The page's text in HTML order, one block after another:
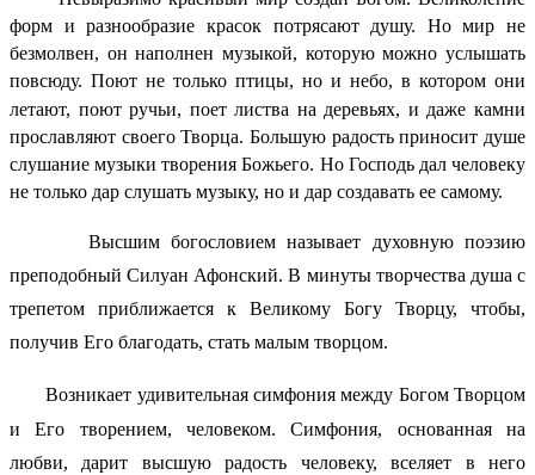
форм и разнообразие красок потрясают душу. Но мир не
безмолвен, он наполнен музыкой, которую можно услышать
повсюду. Поют не только птицы, но и небо, в котором они
летают, поют ручьи, поет листва на деревьях, и даже камни
прославляют своего Творца. Большую радость приносит душе
слушание музыки творения Божьего. Но Господь дал человеку
не только дар слушать музыку, но и дар создавать ее самому.
Высшим богословием называет духовную поэзию
преподобный Силуан Афонский. В минуты творчества душа с
трепетом приближается к Великому Богу Творцу, чтобы,
получив Его благодать, стать малым творцом.
Возникает удивительная симфония между Богом Творцом
и Его творением, человеком. Симфония, основанная на
любви, дарит высшую радость человеку, вселяет в него